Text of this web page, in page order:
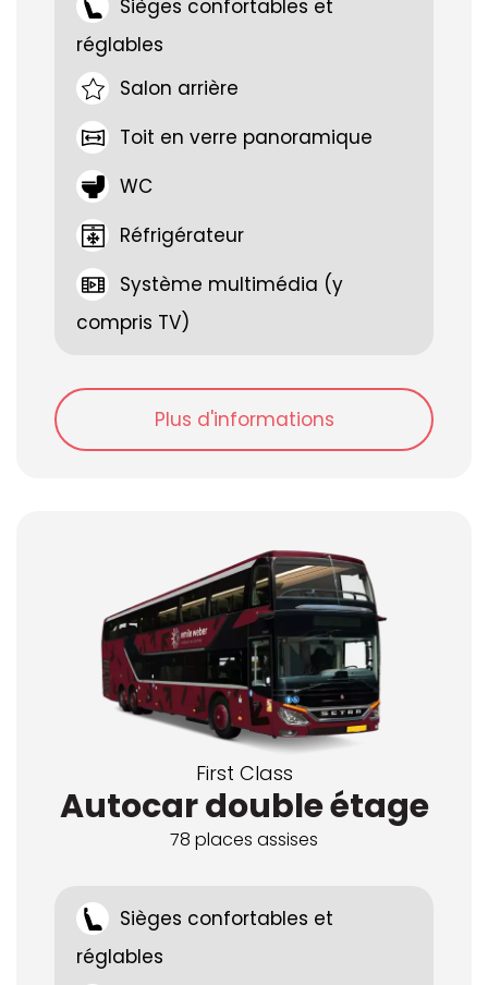
WC
Sièges confortables et
réglables
Salon arrière
Toit en verre panoramique
WC
Réfrigérateur
Système multimédia (y
compris TV)
Plus d'informations
First Class
Autocar double étage
78 places assises
Sièges confortables et
réglables